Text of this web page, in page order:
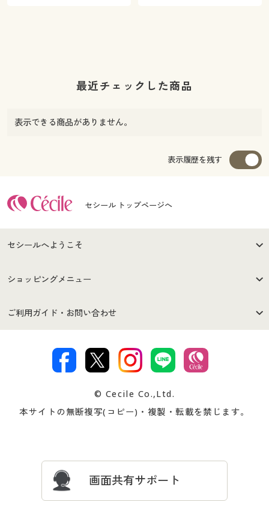
最近チェックした商品
表示できる商品がありません。
表示履歴を残す
セシール トップページへ
セシールへようこそ
はじめての方へ
セシールご利用規約
著作権・商標について 会社案内
ショッピングメニュー
商品カテゴリ
プレゼント＆キャンペーン サイトマップ
ご利用ガイド・お問い合わせ
交換・返品は お支払は
ついて
忘れの場合
© Cecile Co.,Ltd.
本サイトの無断複写(コピー)・複製・転載を禁じます。
画面共有サポート